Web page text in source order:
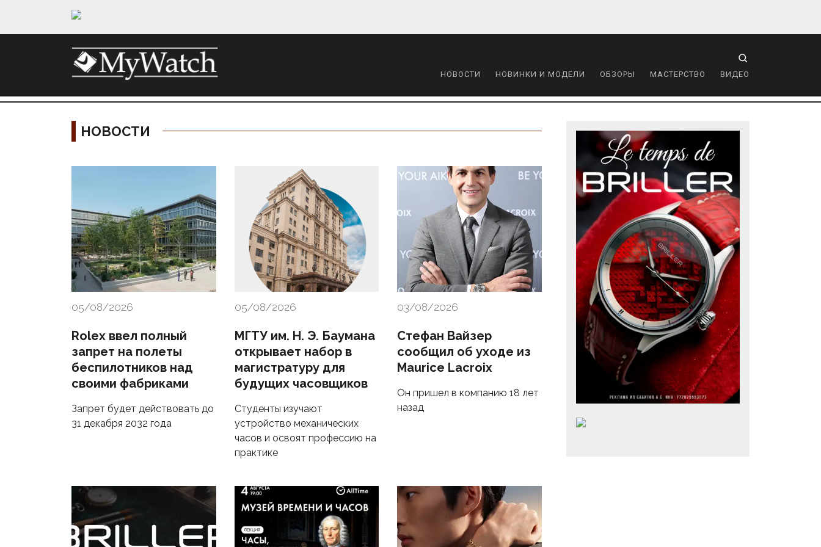
НОВОСТИ НОВИНКИ И МОДЕЛИ ОБЗОРЫ МАСТЕРСТВО ВИДЕО
НОВОСТИ
05/08/2026
Rolex ввел полный
запрет на полеты
беспилотников над
своими фабриками
Запрет будет действовать до
31 декабря 2032 года
05/08/2026
МГТУ им. Н. Э. Баумана
открывает набор в
магистратуру для
будущих часовщиков
Студенты изучают
устройство механических
часов и освоят профессию на
практике
03/08/2026
Стефан Вайзер
сообщил об уходе из
Maurice Lacroix
Он пришел в компанию 18 лет
назад